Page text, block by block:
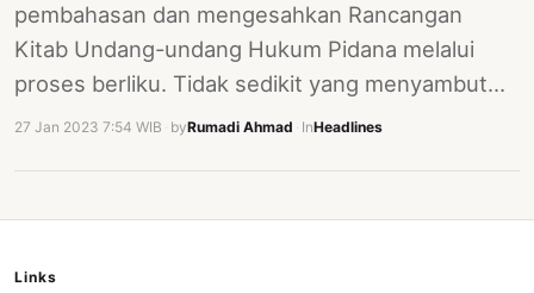
pembahasan dan mengesahkan Rancangan
Kitab Undang-undang Hukum Pidana melalui
proses berliku. Tidak sedikit yang menyambut…
27 Jan 2023 7:54 WIB byRumadi Ahmad InHeadlines
Links